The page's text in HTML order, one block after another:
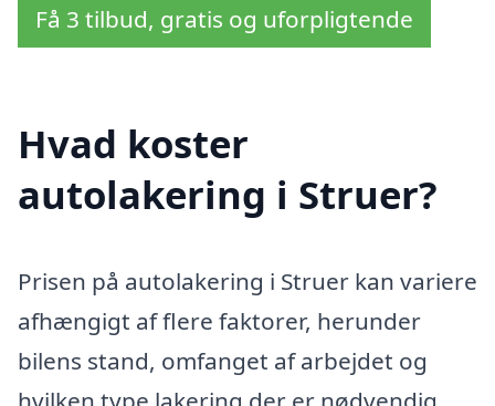
Få 3 tilbud, gratis og uforpligtende
Hvad koster
autolakering i Struer?
Prisen på autolakering i Struer kan variere
afhængigt af flere faktorer, herunder
bilens stand, omfanget af arbejdet og